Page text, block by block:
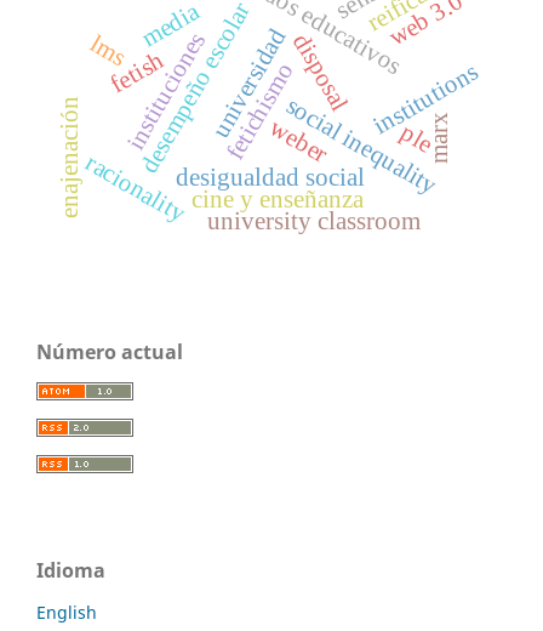
universidad
fetichismo
desempeño escolar social inequality
desigualdad social
racionality
weber
institutions
instituciones
fetish disposal
enajenación marx
media
cine y enseñanza
ple
lms web 3.0
university classroom
Número actual
Idioma
English